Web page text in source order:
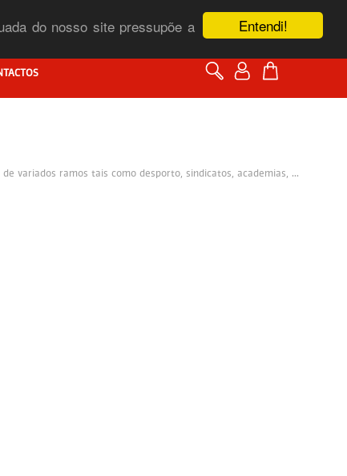
Entendi!
do nosso site pressupõe a
variados ramos tais como desporto, sindicatos, academias, ...